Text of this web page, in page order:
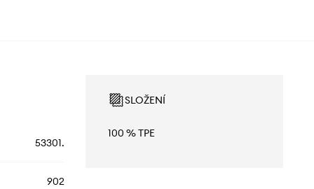
53301.
902
SLOŽENÍ
100 % TPE